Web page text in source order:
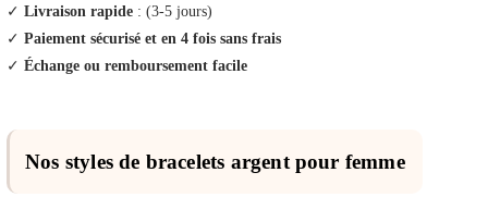
✓ Livraison rapide : (3-5 jours)
✓ Paiement sécurisé et en 4 fois sans frais
✓ Échange ou remboursement facile
Nos styles de bracelets argent pour femme